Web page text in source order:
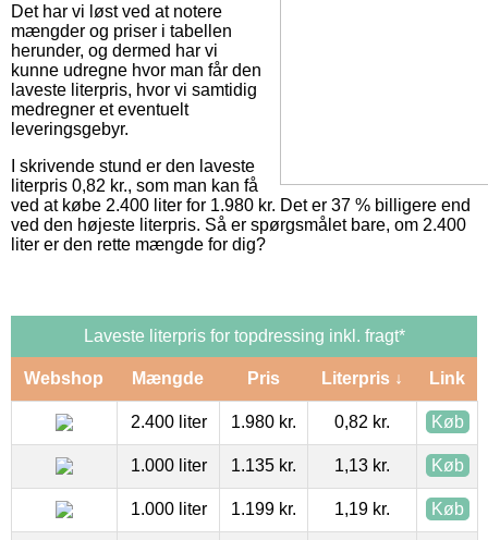
Det har vi løst ved at notere
mængder og priser i tabellen
herunder, og dermed har vi
kunne udregne hvor man får den
laveste literpris, hvor vi samtidig
medregner et eventuelt
leveringsgebyr.
I skrivende stund er den laveste
literpris 0,82 kr., som man kan få
ved at købe 2.400 liter for 1.980 kr. Det er 37 % billigere end
ved den højeste literpris. Så er spørgsmålet bare, om 2.400
liter er den rette mængde for dig?
Laveste literpris for topdressing inkl. fragt*
Webshop Mængde Pris Literpris ↓ Link
2.400 liter 1.980 kr. 0,82 kr. Køb
1.000 liter 1.135 kr. 1,13 kr. Køb
1.000 liter 1.199 kr. 1,19 kr. Køb